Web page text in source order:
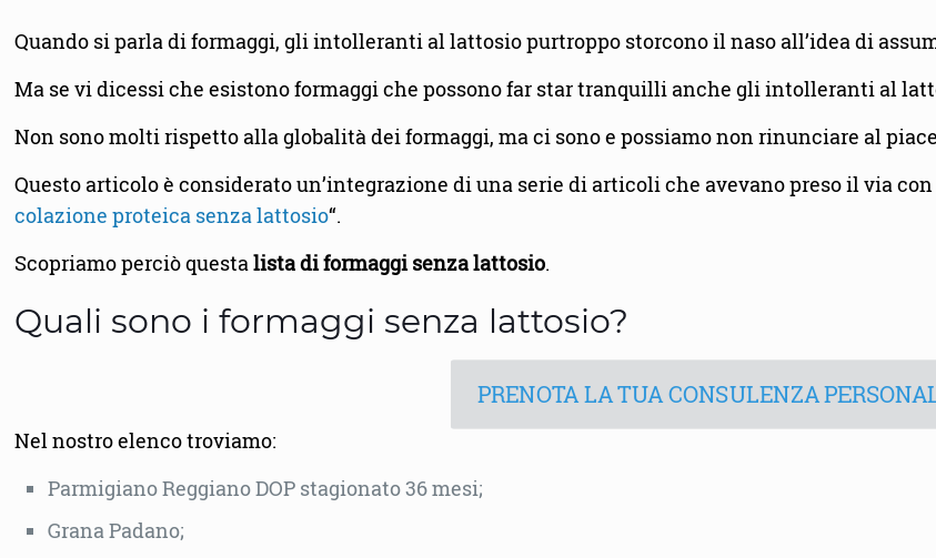
Quando si parla di formaggi, gli intolleranti al lattosio purtroppo storcono il naso all’idea di
Ma se vi dicessi che esistono formaggi che possono far star tranquilli anche gli intolleranti al
Non sono molti rispetto alla globalità dei formaggi, ma ci sono e possiamo non rinunciare al
Questo articolo è considerato un’integrazione di una serie di articoli che avevano preso il via
colazione proteica senza lattosio“.
Scopriamo perciò questalista di formaggi senza lattosio.
Quali sono i formaggi senza lattosio?
PRENOTA LA TUA CONSULENZA
Nel nostro elenco troviamo:
Parmigiano Reggiano DOP stagionato 36 mesi;
Grana Padano;